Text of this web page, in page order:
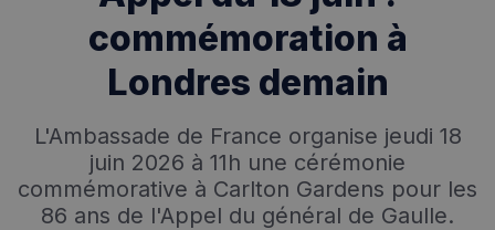
commémoration à
Londres demain
L'Ambassade de France organise jeudi 18
juin 2026 à 11h une cérémonie
commémorative à Carlton Gardens pour les
86 ans de l'Appel du général de Gaulle.